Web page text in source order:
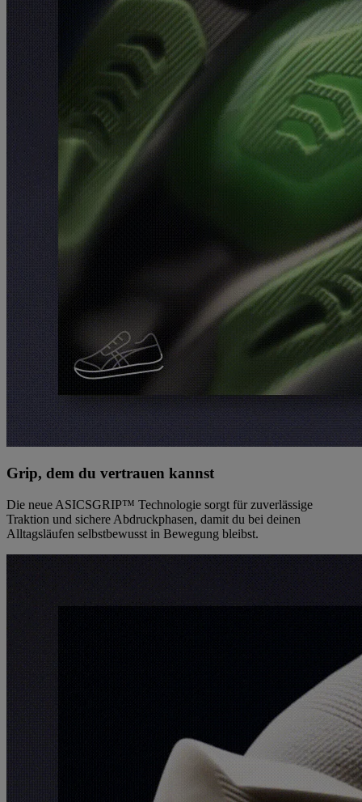
Grip, dem du vertrauen kannst
Die neue ASICSGRIP™ Technologie sorgt für zuverlässige
Traktion und sichere Abdruckphasen, damit du bei deinen
Alltagsläufen selbstbewusst in Bewegung bleibst.